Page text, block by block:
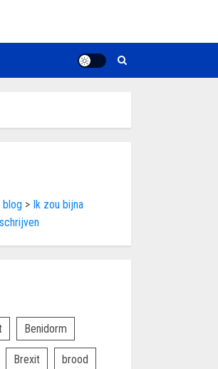
blog > Ik zou bijna
Benidorm
Brexit brood